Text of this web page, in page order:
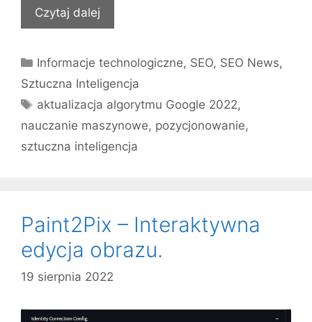
Czytaj dalej
Kategorie
Informacje technologiczne, SEO, SEO News,
Sztuczna Inteligencja
Tagi
aktualizacja algorytmu Google 2022,
nauczanie maszynowe, pozycjonowanie,
sztuczna inteligencja
Paint2Pix – Interaktywna
edycja obrazu.
19 sierpnia 2022